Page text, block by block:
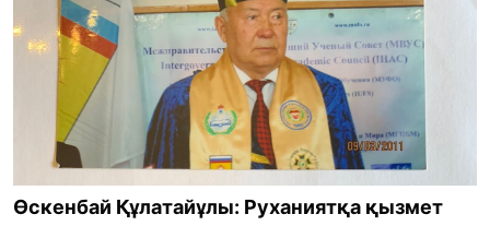
Өскенбай Құлатайұлы: Руханиятқа қызмет